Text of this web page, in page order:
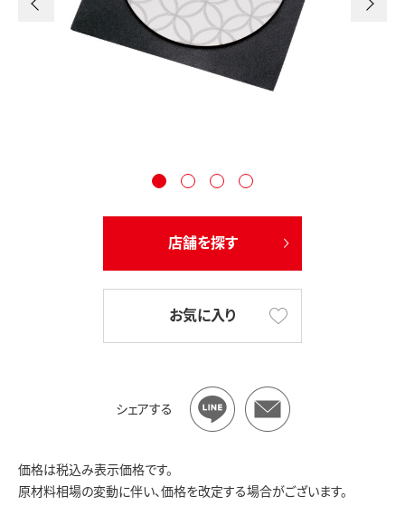
店舗を探す
お気に入り
シェアする
価格は税込み表示価格です。
原材料相場の変動に伴い、価格を改定する場合がございます。